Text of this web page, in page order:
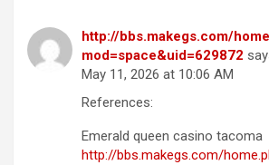
http://bbs.makegs.com/
mod=space&uid=629872
May 11, 2026 at 10:06 AM
References:
Emerald queen casino tacoma
http://bbs.makegs.com/